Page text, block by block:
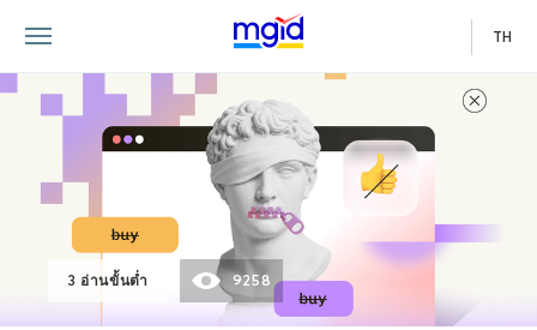
TH
3 อ่านขั้นต่ำ 9258